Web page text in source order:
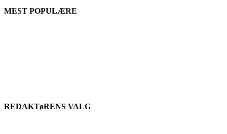
MEST POPULÆRE
REDAKTøRENS VALG